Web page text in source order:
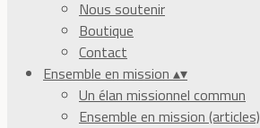
Nous soutenir
Boutique
Contact
Ensemble en mission ▴▾
Un élan missionnel commun
Ensemble en mission (articles)